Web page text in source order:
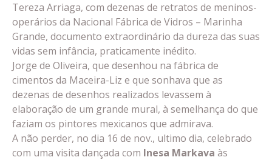
Tereza Arriaga, com dezenas de retratos de meninos-
operários da Nacional Fábrica de Vidros – Marinha
Grande, documento extraordinário da dureza das suas
vidas sem infância, praticamente inédito.
Jorge de Oliveira, que desenhou na fábrica de
cimentos da Maceira-Liz e que sonhava que as
dezenas de desenhos realizados levassem à
elaboração de um grande mural, à semelhança do que
faziam os pintores mexicanos que admirava.
A não perder, no dia 16 de nov., ultimo dia, celebrado
com uma visita dançada com Inesa Markava às